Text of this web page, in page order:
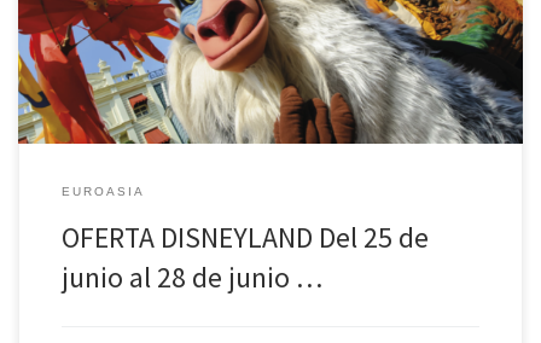
30 euros por persona desde la confirmación de la reserva. – Entre
99 – 45 días antes de […]
EUROASIA
OFERTA DISNEYLAND Del 25 de
junio al 28 de junio …